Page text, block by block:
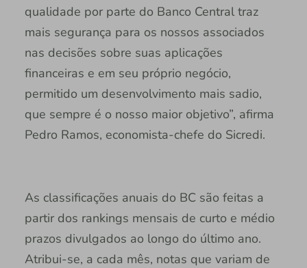
qualidade por parte do Banco Central traz
mais segurança para os nossos associados
nas decisões sobre suas aplicações
financeiras e em seu próprio negócio,
permitido um desenvolvimento mais sadio,
que sempre é o nosso maior objetivo”, afirma
Pedro Ramos, economista-chefe do Sicredi.
As classificações anuais do BC são feitas a
partir dos rankings mensais de curto e médio
prazos divulgados ao longo do último ano.
Atribui-se, a cada mês, notas que variam de